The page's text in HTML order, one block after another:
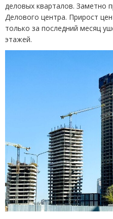
деловых кварталов. Заметно
Делового центра. Прирост
только за последний месяц
этажей.